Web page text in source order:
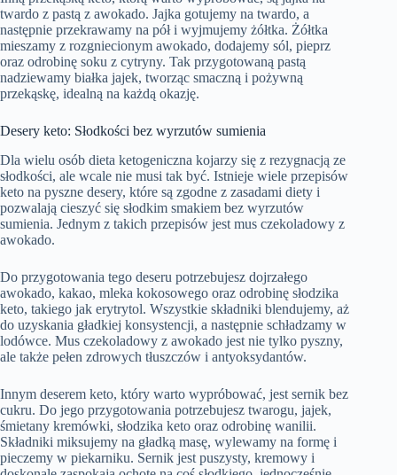
twardo z pastą z awokado. Jajka gotujemy na twardo, a
następnie przekrawamy na pół i wyjmujemy żółtka. Żółtka
mieszamy z rozgniecionym awokado, dodajemy sól, pieprz
oraz odrobinę soku z cytryny. Tak przygotowaną pastą
nadziewamy białka jajek, tworząc smaczną i pożywną
przekąskę, idealną na każdą okazję.
Desery keto: Słodkości bez wyrzutów sumienia
Dla wielu osób dieta ketogeniczna kojarzy się z rezygnacją ze
słodkości, ale wcale nie musi tak być. Istnieje wiele przepisów
keto na pyszne desery, które są zgodne z zasadami diety i
pozwalają cieszyć się słodkim smakiem bez wyrzutów
sumienia. Jednym z takich przepisów jest mus czekoladowy z
awokado.
Do przygotowania tego deseru potrzebujesz dojrzałego
awokado, kakao, mleka kokosowego oraz odrobinę słodzika
keto, takiego jak erytrytol. Wszystkie składniki blendujemy, aż
do uzyskania gładkiej konsystencji, a następnie schładzamy w
lodówce. Mus czekoladowy z awokado jest nie tylko pyszny,
ale także pełen zdrowych tłuszczów i antyoksydantów.
Innym deserem keto, który warto wypróbować, jest sernik bez
cukru. Do jego przygotowania potrzebujesz twarogu, jajek,
śmietany kremówki, słodzika keto oraz odrobinę wanilii.
Składniki miksujemy na gładką masę, wylewamy na formę i
pieczemy w piekarniku. Sernik jest puszysty, kremowy i